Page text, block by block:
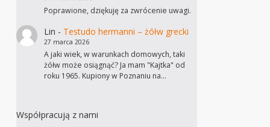
Poprawione, dziękuję za zwrócenie uwagi.
Lin - Testudo hermanni – żółw grecki
27 marca 2026
A jaki wiek, w warunkach domowych, taki
żółw może osiągnąć? Ja mam "Kajtka" od
roku 1965. Kupiony w Poznaniu na…
Współpracują z nami